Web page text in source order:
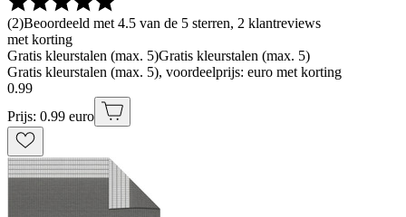
(2)Beoordeeld met 4.5 van de 5 sterren, 2 klantreviews
met korting
Gratis kleurstalen (max. 5)Gratis kleurstalen (max. 5)
Gratis kleurstalen (max. 5), voordeelprijs: euro met korting
0.99
Prijs: 0.99 euro